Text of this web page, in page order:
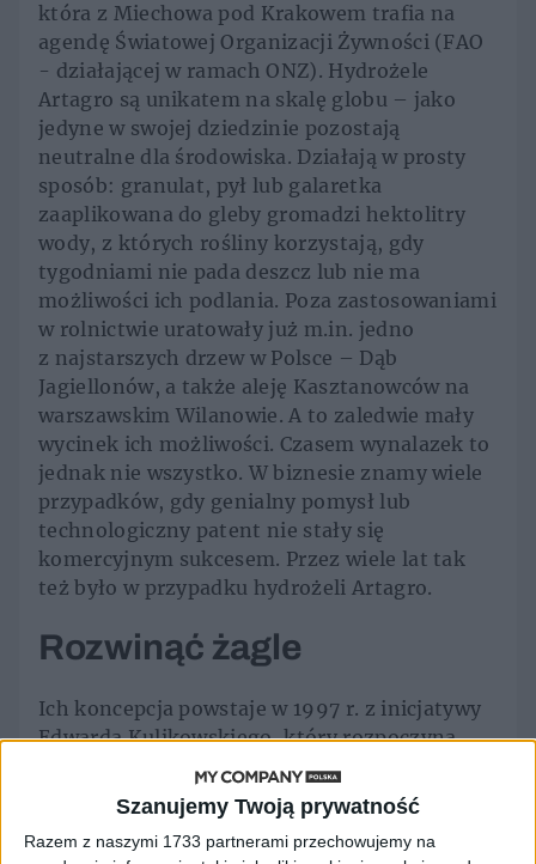
Szanujemy Twoją prywatność
Razem z naszymi 1733 partnerami przechowujemy na
która z Miechowa pod Krakowem trafia na
agendę Światowej Organizacji Żywności (FAO
- działającej w ramach ONZ). Hydrożele
Artagro są unikatem na skalę globu – jako
jedyne w swojej dziedzinie pozostają
neutralne dla środowiska. Działają w prosty
sposób: granulat, pył lub galaretka
zaaplikowana do gleby gromadzi hektolitry
wody, z których rośliny korzystają, gdy
tygodniami nie pada deszcz lub nie ma
możliwości ich podlania. Poza zastosowaniami
w rolnictwie uratowały już m.in. jedno
z najstarszych drzew w Polsce – Dąb
Jagiellonów, a także aleję Kasztanowców na
warszawskim Wilanowie. A to zaledwie mały
wycinek ich możliwości. Czasem wynalazek to
jednak nie wszystko. W biznesie znamy wiele
przypadków, gdy genialny pomysł lub
technologiczny patent nie stały się
komercyjnym sukcesem. Przez wiele lat tak
też było w przypadku hydrożeli Artagro.
Rozwinąć żagle
Ich koncepcja powstaje w 1997 r. z inicjatywy
Edwarda Kulikowskiego, który rozpoczyna
wtedy badania nad technologią produkcji
superabsorbentów i polimerów do zastosowań
przyrodniczych. Koncepcję rozwija przez
ponad 15 lat. W tym czasie skuteczność jego